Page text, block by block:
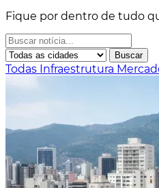
Fique por dentro de tudo
Buscar
Todas Infraestrutura